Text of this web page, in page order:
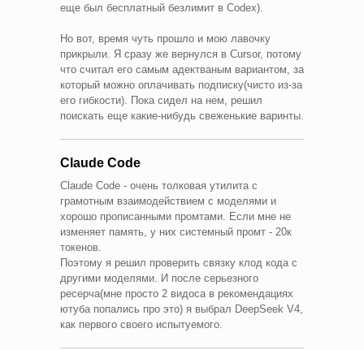
еще был бесплатный безлимит в Codex).
Но вот, время чуть прошло и мою лавочку
прикрыли. Я сразу же вернулся в Cursor, потому
что считал его самым адектваным вариантом, за
который можно оплачивать подписку(чисто из-за
его гибкости). Пока сидел на нем, решил
поискать еще какие-нибудь свеженькие варинты.
Claude Code
Claude Code - очень толковая утилита с
грамотным взаимодействием с моделями и
хорошо прописанными промтами. Если мне не
изменяет память, у них системный промт - 20к
токенов.
Поэтому я решил проверить связку клод кода с
другими моделями. И после серьезного
ресерча(мне просто 2 видоса в рекомендациях
ютуба попались про это) я выбрал DeepSeek V4,
как первого своего испытуемого.